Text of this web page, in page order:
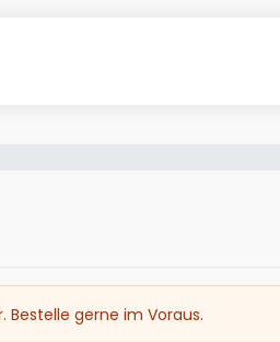
Bestelle gerne im Voraus.